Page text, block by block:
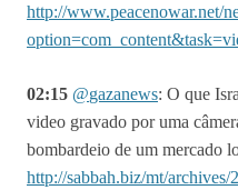
http://www.peacenowar.net/
02:15 @gazanews: O que
video gravado por uma
bombardeio de um mercado
http://sabbah.biz/mt/